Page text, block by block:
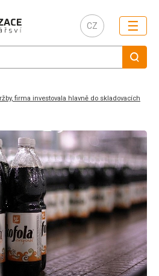
CZ ☰
firma investovala hlavně do skladovacích